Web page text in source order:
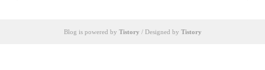
Blog is powered by Tistory / Designed by Tistory